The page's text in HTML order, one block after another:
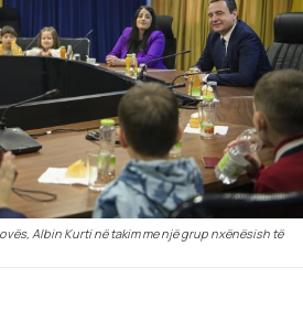
Albin Kurti në takim me një grup nxënësish të